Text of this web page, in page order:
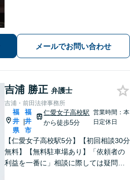
続・相続放棄ご相談ください
メールでお問い合わせ
吉浦 勝正 弁護士
吉浦・前田法律事務所
福
井
県
|
福
井
市
仁愛女子高校駅
から徒歩5分
営業時間：本
日定休日
【仁愛女子高校駅5分】【初回相談30分
無料】【無料駐車場あり】「依頼者の
利益を一番に」相談に際しては疑問に